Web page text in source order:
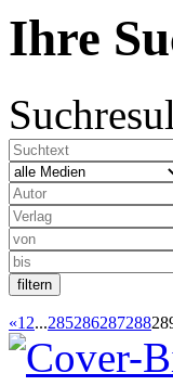
Ihre
«12...285286287288